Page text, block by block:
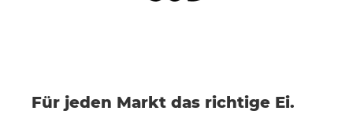
Für jeden Markt das richtige Ei.